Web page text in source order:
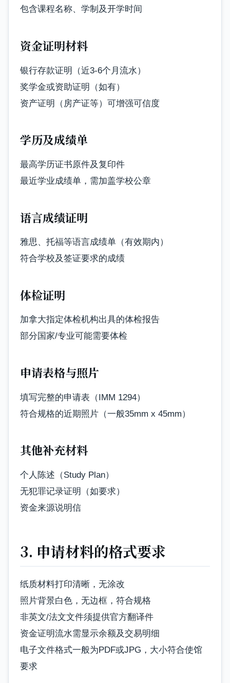
包含课程名称、学制及开学时间
资金证明材料
银行存款证明（近3-6个月流水）
奖学金或资助证明（如有）
资产证明（房产证等）可增强可信度
学历及成绩单
最高学历证书原件及复印件
最近学业成绩单，需加盖学校公章
语言成绩证明
雅思、托福等语言成绩单（有效期内）
符合学校及签证要求的成绩
体检证明
加拿大指定体检机构出具的体检报告
部分国家/专业可能需要体检
申请表格与照片
填写完整的申请表（IMM 1294）
符合规格的近期照片（一般35mm x 45mm）
其他补充材料
个人陈述（Study Plan）
无犯罪记录证明（如要求）
资金来源说明信
3. 申请材料的格式要求
纸质材料打印清晰，无涂改
照片背景白色，无边框，符合规格
非英文/法文文件须提供官方翻译件
资金证明流水需显示余额及交易明细
电子文件格式一般为PDF或JPG，大小符合使馆
要求